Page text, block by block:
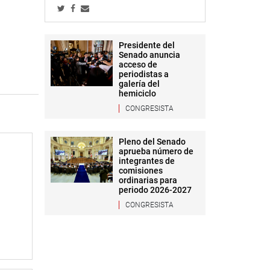
Presidente del
Senado anuncia
acceso de
periodistas a
galería del
hemiciclo
CONGRESISTA
Pleno del Senado
aprueba número de
integrantes de
comisiones
ordinarias para
periodo 2026-2027
CONGRESISTA